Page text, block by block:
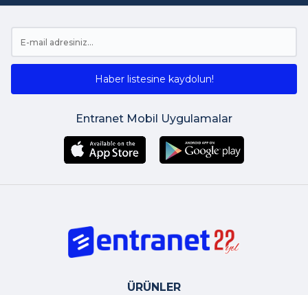
Haber listesine kaydolun!
Entranet Mobil Uygulamalar
ÜRÜNLER